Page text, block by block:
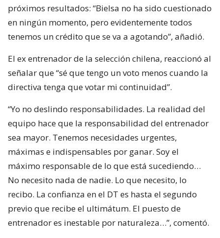
próximos resultados: “Bielsa no ha sido cuestionado
en ningún momento, pero evidentemente todos
tenemos un crédito que se va a agotando”, añadió.
El ex entrenador de la selección chilena, reaccionó al
señalar que “sé que tengo un voto menos cuando la
directiva tenga que votar mi continuidad”.
“Yo no deslindo responsabilidades. La realidad del
equipo hace que la responsabilidad del entrenador
sea mayor. Tenemos necesidades urgentes,
máximas e indispensables por ganar. Soy el
máximo responsable de lo que está sucediendo…
No necesito nada de nadie. Lo que necesito, lo
recibo. La confianza en el DT es hasta el segundo
previo que recibe el ultimátum. El puesto de
entrenador es inestable por naturaleza…”, comentó.